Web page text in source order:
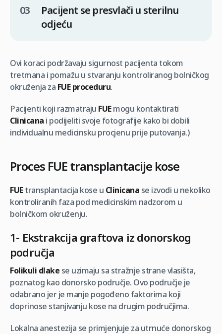
Pacijent se presvlači u sterilnu
odjeću
Ovi koraci podržavaju sigurnost pacijenta tokom
tretmana i pomažu u stvaranju kontroliranog bolničkog
okruženja za FUE proceduru.
Pacijenti koji razmatraju FUEmogu kontaktirati
Clinicana i podijeliti svoje fotografije kako bi dobili
individualnu medicinsku procjenu prije putovanja.)
Proces FUE transplantacije kose
FUEtransplantacija kose u Clinicana se izvodi u nekoliko
kontroliranih faza pod medicinskim nadzorom u
bolničkom okruženju.
1- Ekstrakcija graftova iz donorskog
područja
Folikuli dlake se uzimaju sa stražnje strane vlasišta,
poznatog kao donorsko područje. Ovo područje je
odabrano jer je manje pogođeno faktorima koji
doprinose stanjivanju kose na drugim područjima.
Lokalna anestezija se primjenjuje za utrnuće donorskog